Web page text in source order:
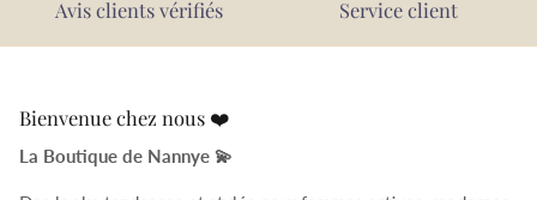
Avis clients vérifiés Service client
Bienvenue chez nous ❤️
La Boutique de Nannye 💫